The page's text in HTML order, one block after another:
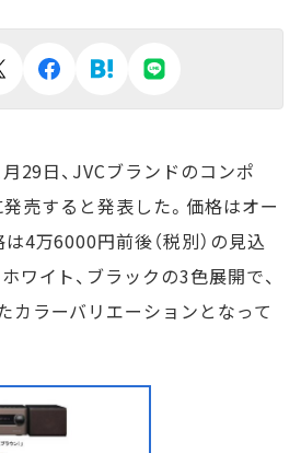
29日、JVCブランドのコンポ
発売すると発表した。価格はオー
4万6000円前後（税別）の見込
ワイト、ブラックの3色展開で、
カラーバリエーションとなって